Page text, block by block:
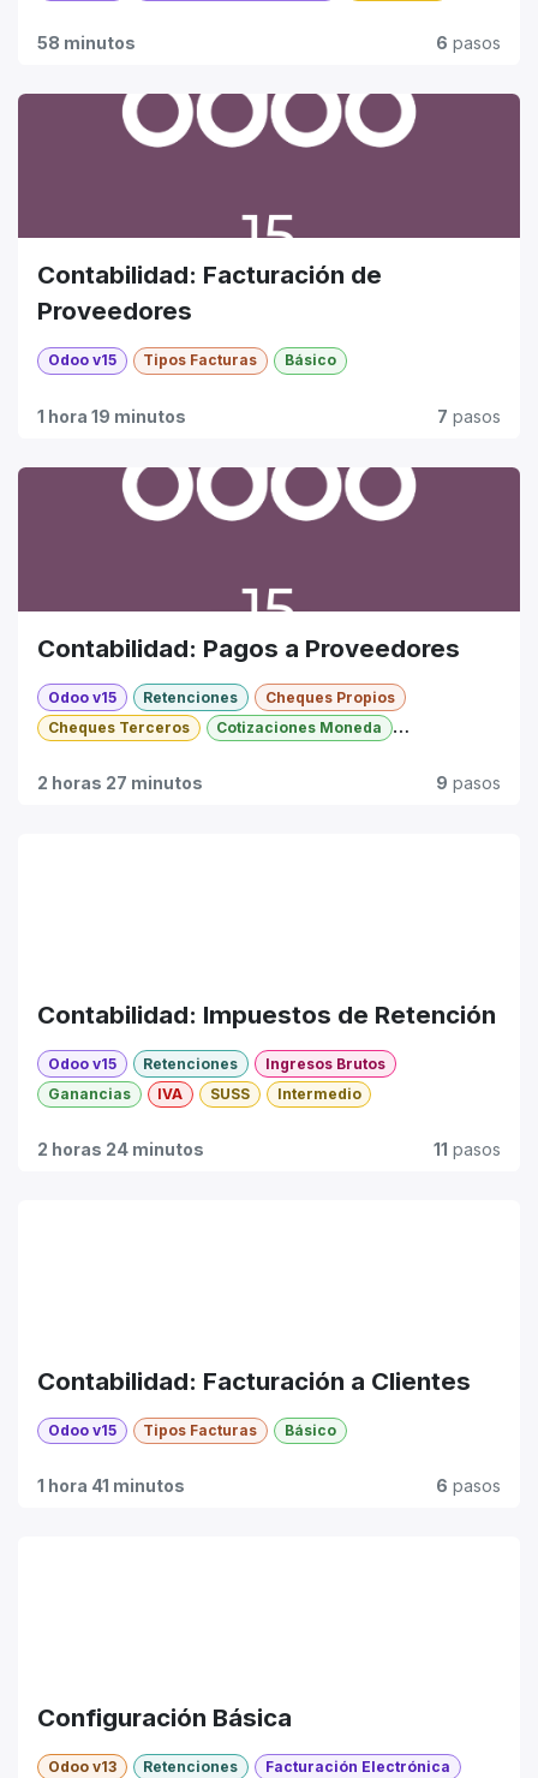
58 minutos 6 pasos
Contabilidad: Facturación de
Proveedores
Odoo v15 Tipos Facturas Básico
1 hora 19 minutos 7 pasos
Contabilidad: Pagos a Proveedores
Odoo v15 Retenciones
Cheques Propios
Cheques Terceros
Cotizaciones Moneda
2 horas 27 minutos 9 pasos
Contabilidad: Impuestos de Retención
Odoo v15 Retenciones
Ingresos Brutos
Ganancias
IVA SUSS Intermedio
2 horas 24 minutos 11 pasos
Contabilidad: Facturación a Clientes
Odoo v15 Tipos Facturas Básico
1 hora 41 minutos 6 pasos
Configuración Básica
Odoo v13 Retenciones
Facturación Electrónica